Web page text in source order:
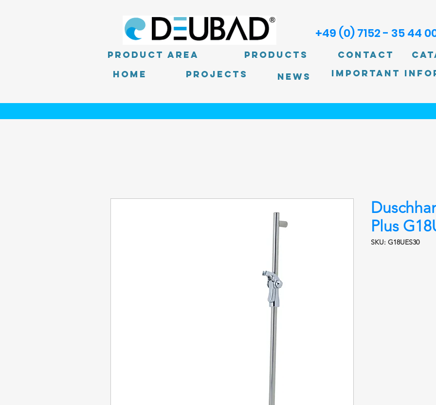
product area
Products
Home
PROJECTS News
+49 (0) 7152 - 35 44
Contact
Important
Plus
SKU: G18UES30